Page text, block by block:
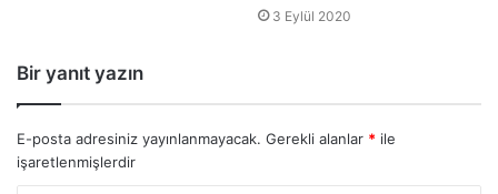
3 Eylül 2020
Bir yanıt yazın
E-posta adresiniz yayınlanmayacak. Gerekli alanlar * ile
işaretlenmişlerdir